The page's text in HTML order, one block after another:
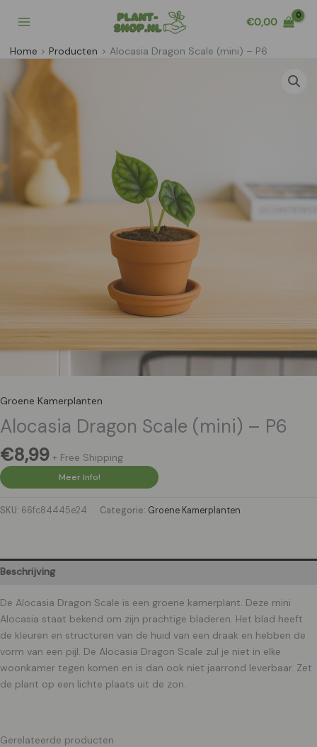
naar
inhoud
€0,00
Home Producten Alocasia Dragon Scale (mini) – P6
Groene Kamerplanten
Alocasia Dragon Scale (mini) – P6
€8,99 + Free Shipping
Meer Info!
SKU: 66fc84445e24 Categorie: Groene Kamerplanten
Beschrijving
De Alocasia Dragon Scale is een groene kamerplant. Deze mini
Alocasia staat bekend om zijn prachtige bladeren. Het blad heeft
de kleuren en structuren van de huid van een draak en hebben de
vorm van een pijl. De Alocasia Dragon Scale zul je niet in elke
woonkamer tegen komen en is dan ook niet jaarrond leverbaar. Zet
de plant op een lichte plaats uit de zon.
Gerelateerde producten